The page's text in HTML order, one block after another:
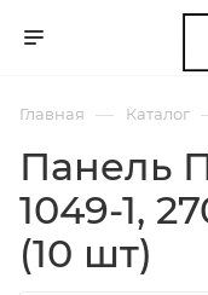
Главная — Каталог
Панель
1049-1,
(10 шт)